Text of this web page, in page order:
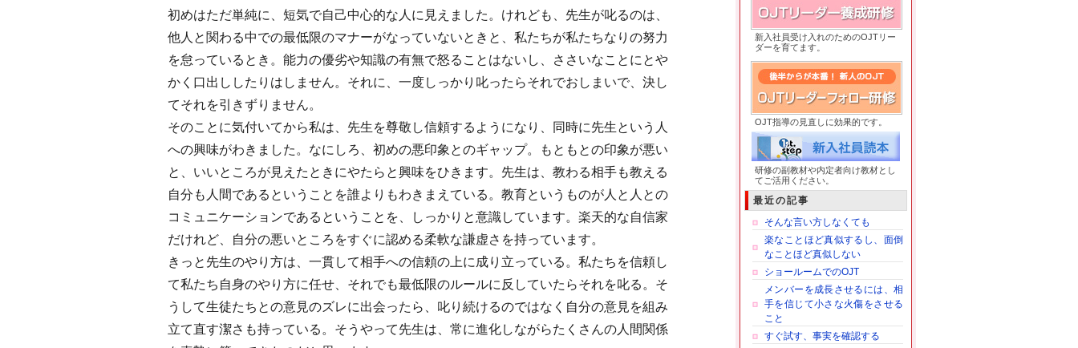
初めはただ単純に、短気で自己中心的な人に見えました。けれども、先生が叱るのは、
他人と関わる中での最低限のマナーがなっていないときと、私たちが私たちなりの努力
を怠っているとき。能力の優劣や知識の有無で怒ることはないし、ささいなことにとや
かく口出ししたりはしません。それに、一度しっかり叱ったらそれでおしまいで、決し
てそれを引きずりません。
そのことに気付いてから私は、先生を尊敬し信頼するようになり、同時に先生という人
への興味がわきました。なにしろ、初めの悪印象とのギャップ。もともとの印象が悪い
と、いいところが見えたときにやたらと興味をひきます。先生は、教わる相手も教える
自分も人間であるということを誰よりもわきまえている。教育というものが人と人との
コミュニケーションであるということを、しっかりと意識しています。楽天的な自信家
だけれど、自分の悪いところをすぐに認める柔軟な謙虚さを持っています。
きっと先生のやり方は、一貫して相手への信頼の上に成り立っている。私たちを信頼し
て私たち自身のやり方に任せ、それでも最低限のルールに反していたらそれを叱る。そ
うして生徒たちとの意見のズレに出会ったら、叱り続けるのではなく自分の意見を組み
立て直す潔さも持っている。そうやって先生は、常に進化しながらたくさんの人間関係
新入社員受け入れのためのOJTリー
ダーを育てます。
OJT指導の見直しに効果的です。
研修の副教材や内定者向け教材とし
てご活用ください。
最近の記事
そんな言い方しなくても
楽なことほど真似するし、面倒
なことほど真似しない
ショールームでのOJT
メンバーを成長させるには、相
手を信じて小さな火傷をさせる
こと
すぐ試す、事実を確認する